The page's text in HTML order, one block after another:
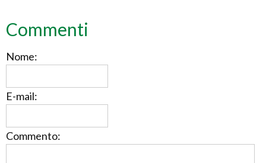
Commenti
Nome:
E-mail:
Commento: